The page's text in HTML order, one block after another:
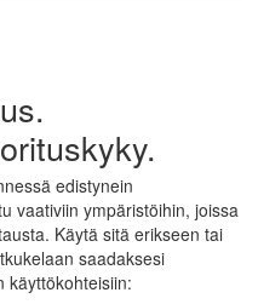
edistynein
vaativiin ympäristöihin, joissa
Käytä sitä erikseen tai
saadaksesi
käyttökohteisiin: